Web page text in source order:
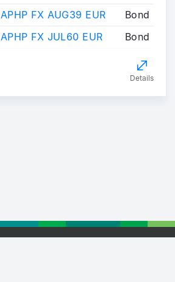
APHP FX AUG39 EUR
Bond
APHP FX JUL60 EUR
Bond
Details